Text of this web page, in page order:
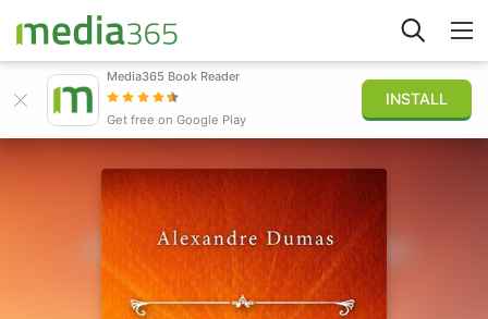
Iniciar sesión
Publicar
Media365 Book Reader
Get free on Google Play
INSTALL